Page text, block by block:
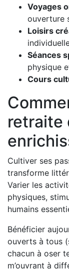
Voyages
ouverture
Loisirs
Séances
physique
Cours
retraite
Cultiver ses
transforme
Varier les
physiques,
humains
Bénéficier
ouverts à tous
chacun à oser
m’ouvrant à